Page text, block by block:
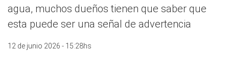
agua, muchos dueños tienen que saber que
esta puede ser una señal de advertencia
12 de junio 2026 - 15:28hs